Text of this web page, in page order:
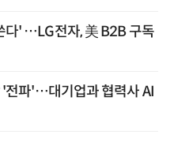
다' …LG전자, 美 B2B 구독
'전파'…대기업과 협력사 AI